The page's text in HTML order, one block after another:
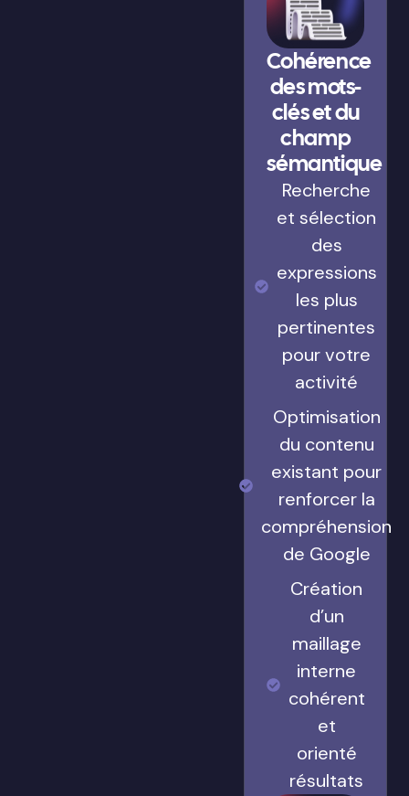
Cohérence
des mots-
clés et du
champ
sémantique
Recherche
et sélection
des
expressions
les plus
pertinentes
pour votre
activité
Optimisation
du contenu
existant pour
renforcer la
compréhension
de Google
Création
d’un
maillage
interne
cohérent
et
orienté
résultats